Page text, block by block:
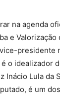
na agenda
e
presidente
o idealizador
Inácio Lula da
é um